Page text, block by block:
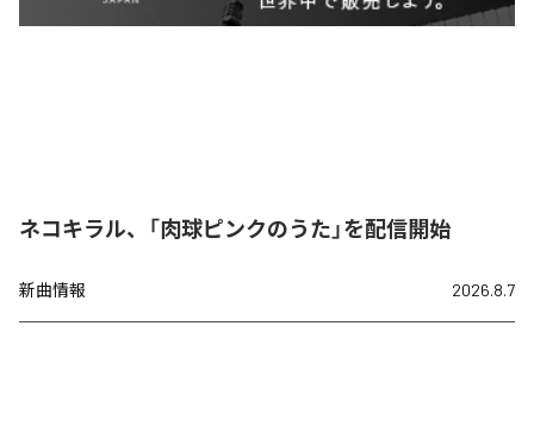
ネコキラル、「肉球ピンクのうた」を配信開始
新曲情報 2026.8.7